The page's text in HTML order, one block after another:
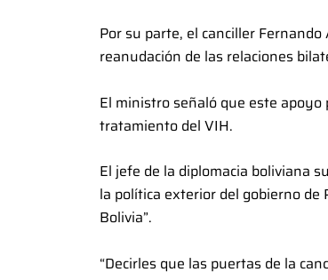
Por su parte, el canciller
reanudación de las relaciones
El ministro señaló que este
tratamiento del VIH.
El jefe de la diplomacia boliviana
la política exterior del gobierno de
Bolivia”.
“Decirles que las puertas de la